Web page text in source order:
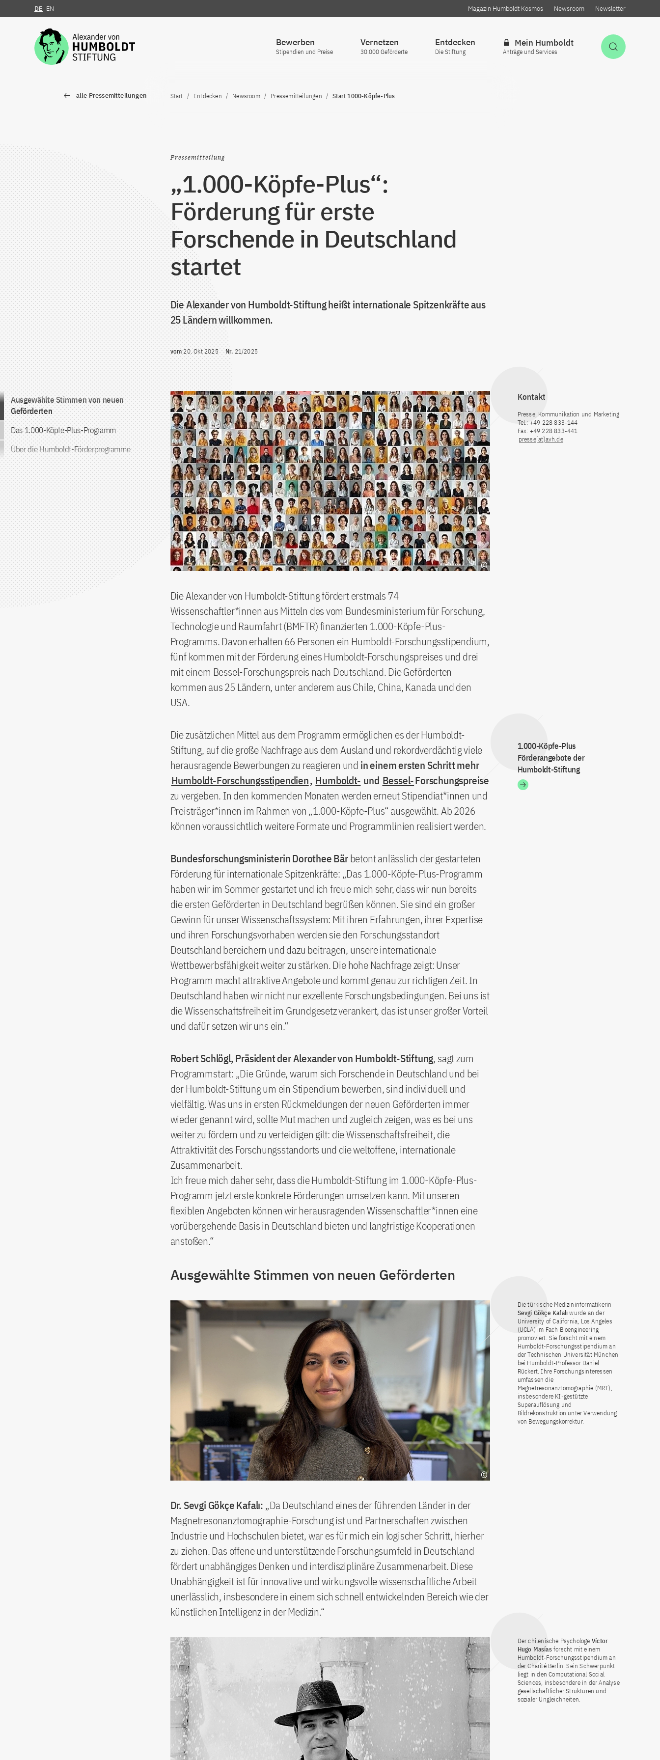
Zum Inhalt springen
DE EN Magazin Humboldt Kosmos Newsroom Newsletter
Bewerben
Stipendien und Preise
Vernetzen
30.000 Geförderte
Entdecken
Die Stiftung
Mein Humboldt
Anträge und Services
alle Pressemitteilungen Start Entdecken Newsroom Pressemitteilungen Start 1000-Köpfe-Plus
Pressemitteilung
„1.000-Köpfe-Plus“:
Förderung für erste
Forschende in Deutschland
startet
Die Alexander von Humboldt-Stiftung heißt internationale Spitzenkräfte aus
25 Ländern willkommen.
vom20. Okt 2025 Nr. 21/2025
Zum Inhalt springen
Ausgewählte Stimmen von neuen
Geförderten
Das 1.000-Köpfe-Plus-Programm
Über die Humboldt-Förderprogramme
Kontakt
Presse, Kommunikation und Marketing
Tel.: +49 228 833-144
Fax: +49 228 833-441
presse[at]avh.de
Die Alexander von Humboldt-Stiftung fördert erstmals 74
Wissenschaftler*innen aus Mitteln des vom Bundesministerium für Forschung,
Technologie und Raumfahrt (BMFTR) finanzierten 1.000-Köpfe-Plus-
Programms. Davon erhalten 66 Personen ein Humboldt-Forschungsstipendium,
fünf kommen mit der Förderung eines Humboldt-Forschungspreises und drei
mit einem Bessel-Forschungspreis nach Deutschland. Die Geförderten
kommen aus 25 Ländern, unter anderem aus Chile, China, Kanada und den
USA.
1.000-Köpfe-Plus
Förderangebote der
Humboldt-Stiftung
Die zusätzlichen Mittel aus dem Programm ermöglichen es der Humboldt-
Stiftung, auf die große Nachfrage aus dem Ausland und rekordverdächtig viele
herausragende Bewerbungen zu reagieren und in einem ersten Schritt mehr
Humboldt-Forschungsstipendien, Humboldt- und Bessel-Forschungspreise
zu vergeben. In den kommenden Monaten werden erneut Stipendiat*innen und
Preisträger*innen im Rahmen von „1.000-Köpfe-Plus“ ausgewählt. Ab 2026
können voraussichtlich weitere Formate und Programmlinien realisiert werden.
Bundesforschungsministerin Dorothee Bärbetont anlässlich der gestarteten
Förderung für internationale Spitzenkräfte: „Das 1.000-Köpfe-Plus-Programm
haben wir im Sommer gestartet und ich freue mich sehr, dass wir nun bereits
die ersten Geförderten in Deutschland begrüßen können. Sie sind ein großer
Gewinn für unser Wissenschaftssystem: Mit ihren Erfahrungen, ihrer Expertise
und ihren Forschungsvorhaben werden sie den Forschungsstandort
Deutschland bereichern und dazu beitragen, unsere internationale
Wettbewerbsfähigkeit weiter zu stärken. Die hohe Nachfrage zeigt: Unser
Programm macht attraktive Angebote und kommt genau zur richtigen Zeit. In
Deutschland haben wir nicht nur exzellente Forschungsbedingungen. Bei uns ist
die Wissenschaftsfreiheit im Grundgesetz verankert, das ist unser großer Vorteil
und dafür setzen wir uns ein.“
Robert Schlögl, Präsident der Alexander von Humboldt-Stiftung, sagt zum
Programmstart: „Die Gründe, warum sich Forschende in Deutschland und bei
der Humboldt-Stiftung um ein Stipendium bewerben, sind individuell und
vielfältig. Was uns in ersten Rückmeldungen der neuen Geförderten immer
wieder genannt wird, sollte Mut machen und zugleich zeigen, was es bei uns
weiter zu fördern und zu verteidigen gilt: die Wissenschaftsfreiheit, die
Attraktivität des Forschungsstandorts und die weltoffene, internationale
Zusammenarbeit.
Ich freue mich daher sehr, dass die Humboldt-Stiftung im 1.000-Köpfe-Plus-
Programm jetzt erste konkrete Förderungen umsetzen kann. Mit unseren
flexiblen Angeboten können wir herausragenden Wissenschaftler*innen eine
vorübergehende Basis in Deutschland bieten und langfristige Kooperationen
anstoßen.“
Ausgewählte Stimmen von neuen Geförderten
Die türkische Medizininformatikerin
Sevgi Gökçe Kafalıwurde an der
University of California, Los Angeles
(UCLA) im Fach Bioengineering
promoviert. Sie forscht mit einem
Humboldt-Forschungsstipendium an
der Technischen Universität München
bei Humboldt-Professor Daniel
Rückert. Ihre Forschungsinteressen
umfassen die
Magnetresonanztomographie (MRT),
insbesondere KI-gestützte
Superauflösung und
Bildrekonstruktion unter Verwendung
von Bewegungskorrektur.
Dr. Sevgi Gökçe Kafalı: „Da Deutschland eines der führenden Länder in der
Magnetresonanztomographie-Forschung ist und Partnerschaften zwischen
Industrie und Hochschulen bietet, war es für mich ein logischer Schritt, hierher
zu ziehen. Das offene und unterstützende Forschungsumfeld in Deutschland
fördert unabhängiges Denken und interdisziplinäre Zusammenarbeit. Diese
Unabhängigkeit ist für innovative und wirkungsvolle wissenschaftliche Arbeit
unerlässlich, insbesondere in einem sich schnell entwickelnden Bereich wie der
künstlichen Intelligenz in der Medizin.“
Der chilenische Psychologe Víctor
Hugo Masíasforscht mit einem
Humboldt-Forschungsstipendium an
der Charité Berlin. Sein Schwerpunkt
liegt in den Computational Social
Sciences, insbesondere in der Analyse
gesellschaftlicher Strukturen und
sozialer Ungleichheiten.